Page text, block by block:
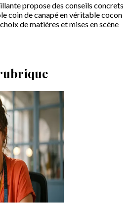
propose des conseils concrets
coin de canapé en véritable cocon
de matières et mises en scène